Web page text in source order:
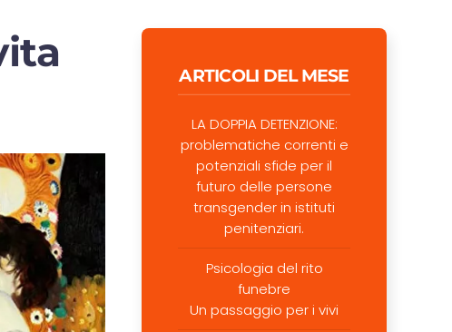
ARTICOLI DEL MESE
LA DOPPIA DETENZIONE:
problematiche correnti e
potenziali sfide per il
futuro delle persone
transgender in istituti
penitenziari.
Psicologia del rito
funebre
Un passaggio per i vivi